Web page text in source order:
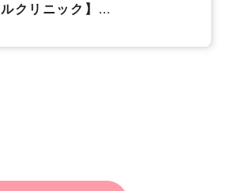
ルクリニック】
ことをあきらめる必要ない。 美